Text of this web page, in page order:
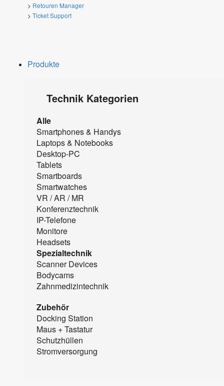
> Retouren Manager
> Ticket Support
Produkte
Technik Kategorien
Alle
Smartphones & Handys
Laptops & Notebooks
Desktop-PC
Tablets
Smartboards
Smartwatches
VR / AR / MR
Konferenztechnik
IP-Telefone
Monitore
Headsets
Spezialtechnik
Scanner Devices
Bodycams
Zahnmedizintechnik
Zubehör
Docking Station
Maus + Tastatur
Schutzhüllen
Stromversorgung